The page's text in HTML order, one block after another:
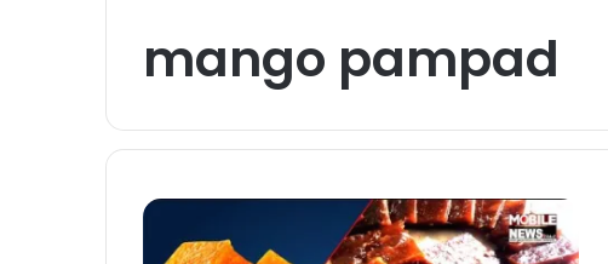
mango pampad